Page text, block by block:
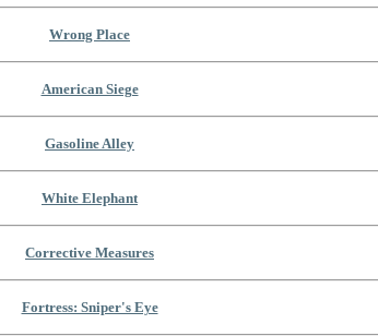
Wrong Place
American Siege
Gasoline Alley
White Elephant
Corrective Measures
Fortress: Sniper's Eye